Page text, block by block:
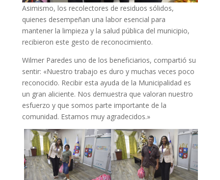
Asimismo, los recolectores de residuos sólidos,
quienes desempeñan una labor esencial para
mantener la limpieza y la salud pública del municipio,
recibieron este gesto de reconocimiento.
Wilmer Paredes uno de los beneficiarios, compartió su
sentir: «Nuestro trabajo es duro y muchas veces poco
reconocido. Recibir esta ayuda de la Municipalidad es
un gran aliciente. Nos demuestra que valoran nuestro
esfuerzo y que somos parte importante de la
comunidad. Estamos muy agradecidos.»